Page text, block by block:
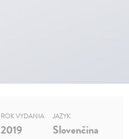
ROK VYDANIA
2019
JAZYK
Slovenčina